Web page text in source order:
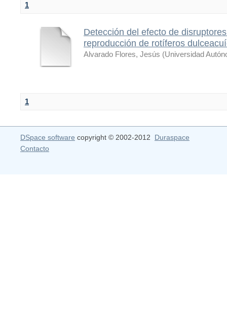
1
Detección del efecto de
reproducción de rotíferos
Alvarado Flores, Jesús (Universidad
1
DSpace software copyright © 2002-2012 Duraspace
Contacto